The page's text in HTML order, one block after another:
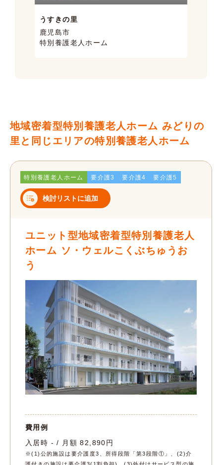
うすきの里
鹿児島市
特別養護老人ホーム
地域密着型特別養護老人ホーム みどりの
里と同じエリアの特別養護老人ホーム
特別養護老人ホーム 要介護3 要介護4 要介護5
検討リストに追加
ユニット型地域密着型特別養護老人
ホーム ソ・ウェルこくぶちゅうお
う
費用例
入居時 - / 月額 82,890円
※(1)公的施設は要介護度3、所得段階「第3段階①」、(2)介